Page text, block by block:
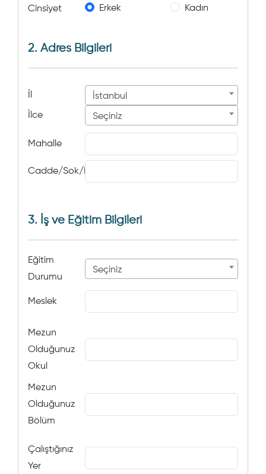
Cinsiyet Erkek Kadın
2. Adres Bilgileri
İstanbul
İlce
Seçiniz
Mahalle
Cadde/Sok/No
3. İş ve Eğitim Bilgileri
Eğitim
Durumu
Seçiniz
Meslek
Mezun
Olduğunuz
Okul
Mezun
Olduğunuz
Bölüm
Çalıştığınız
Yer